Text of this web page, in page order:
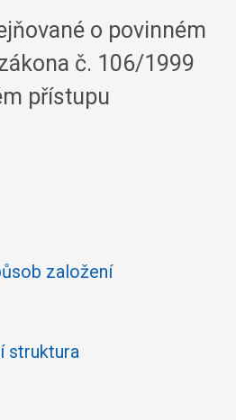
o povinném
č. 106/1999
přístupu
založení
struktura